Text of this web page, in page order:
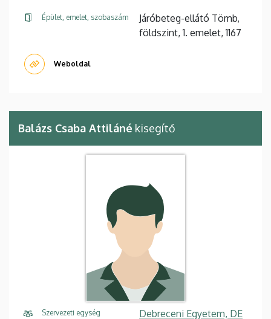
Épület, emelet, szobaszám
Járóbeteg-ellátó Tömb,
földszint, 1. emelet, 1167
Weboldal
Balázs Csaba Attiláné kisegítő
Szervezeti egység
Debreceni Egyetem, DE